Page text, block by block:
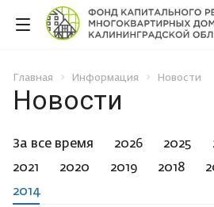
Главная Информация Новости
Новости
За все время 2026 2025
2021
2020 2019 2018
2014